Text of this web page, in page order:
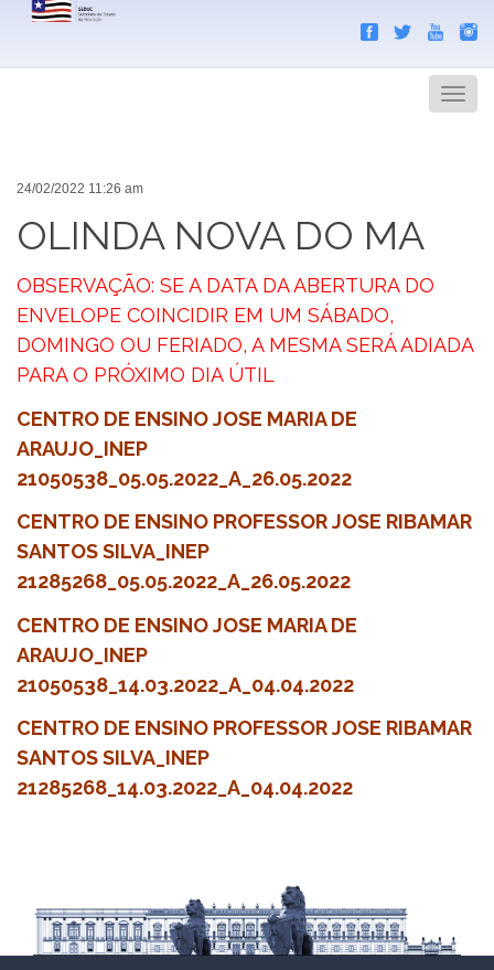
Menu
24/02/2022 11:26 am
OLINDA NOVA DO MA
OBSERVAÇÃO: SE A DATA DA ABERTURA DO
ENVELOPE COINCIDIR EM UM SÁBADO,
DOMINGO OU FERIADO, A MESMA SERÁ ADIADA
PARA O PRÓXIMO DIA ÚTIL
CENTRO DE ENSINO JOSE MARIA DE
ARAUJO_INEP
21050538_05.05.2022_A_26.05.2022
CENTRO DE ENSINO PROFESSOR JOSE RIBAMAR
SANTOS SILVA_INEP
21285268_05.05.2022_A_26.05.2022
CENTRO DE ENSINO JOSE MARIA DE
ARAUJO_INEP
21050538_14.03.2022_A_04.04.2022
CENTRO DE ENSINO PROFESSOR JOSE RIBAMAR
SANTOS SILVA_INEP
21285268_14.03.2022_A_04.04.2022